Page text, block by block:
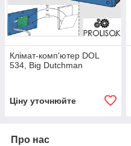
Клімат-комп'ютер DOL
534, Big Dutchman
Ціну уточнюйте
Про нас